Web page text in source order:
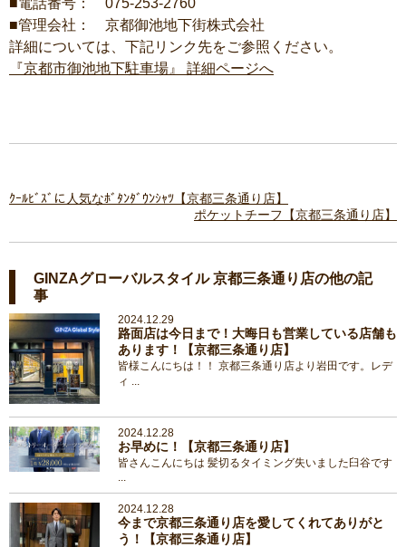
■電話番号： 075-253-2760
■管理会社： 京都御池地下街株式会社
詳細については、下記リンク先をご参照ください。
『京都市御池地下駐車場』 詳細ページへ
ｸｰﾙﾋﾞｽﾞに人気なﾎﾞﾀﾝﾀﾞｳﾝｼｬﾂ【京都三条通り店】
ポケットチーフ【京都三条通り店】
GINZAグローバルスタイル 京都三条通り店の他の記
事
2024.12.29
路面店は今日まで！大晦日も営業している店舗も
あります！【京都三条通り店】
皆様こんにちは！！ 京都三条通り店より岩田です。レデ
ィ ...
2024.12.28
お早めに！【京都三条通り店】
皆さんこんにちは 髪切るタイミング失いました臼谷です
...
2024.12.28
今まで京都三条通り店を愛してくれてありがと
う！【京都三条通り店】